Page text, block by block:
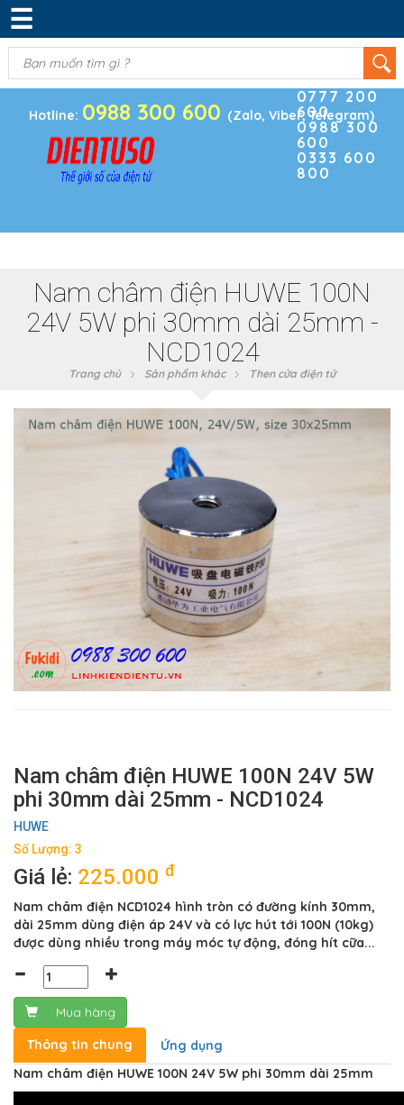
DANH MỤC SẢN PHẨM
KIM KHÍ
ĐIỆN TRỞ & TỤ ĐIỆN
BOARD PHÁT TRIỂN
MODULE CẢM BIẾN
LINH KIỆN KHÁC
☰
Hotline: 0988 300 600 (Zalo, Viber, Telegram)
Điện thoại
0777 200
600
0988 300
600
0333 600
800
(0)
Nam châm điện HUWE 100N
24V 5W phi 30mm dài 25mm -
NCD1024
Trang chủ Sản phẩm khác Then cửa điện tử
Nam châm điện HUWE 100N 24V 5W
phi 30mm dài 25mm - NCD1024
HUWE
Số Lượng: 3
Giá lẻ: 225.000 đ
Nam châm điện NCD1024 hình tròn có đường kính 30mm,
dài 25mm dùng điện áp 24V và có lực hút tới 100N (10kg)
được dùng nhiều trong máy móc tự động, đóng hít cữa...
Mua hàng
Thông tin chung
Ứng dụng
Nam châm điện HUWE 100N 24V 5W phi 30mm dài 25mm